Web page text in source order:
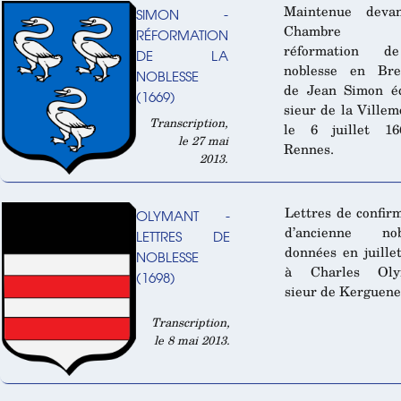
SIMON -
RÉFORMATION
DE LA
NOBLESSE
(1669)
Transcription,
le 27 mai
2013.
Maintenue
réformation
noblesse en
de Jean Simon
sieur de la
le 6 juillet
Rennes.
OLYMANT -
LETTRES DE
NOBLESSE
(1698)
Transcription,
le 8 mai 2013.
Lettres de
d’ancienne
données en
à Charles
sieur de